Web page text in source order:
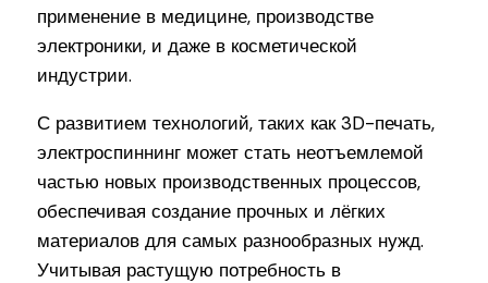
применение в медицине, производстве
электроники, и даже в косметической
индустрии.
С развитием технологий, таких как 3D-печать,
электроспиннинг может стать неотъемлемой
частью новых производственных процессов,
обеспечивая создание прочных и лёгких
материалов для самых разнообразных нужд.
Учитывая растущую потребность в